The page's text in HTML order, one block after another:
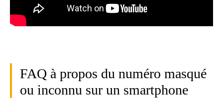
FAQ à propos du numéro masqué
ou inconnu sur un smartphone